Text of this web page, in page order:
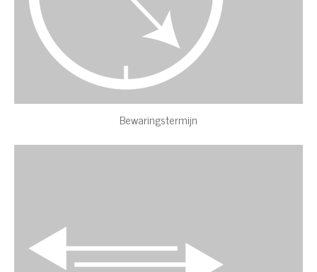
Bewaringstermijn